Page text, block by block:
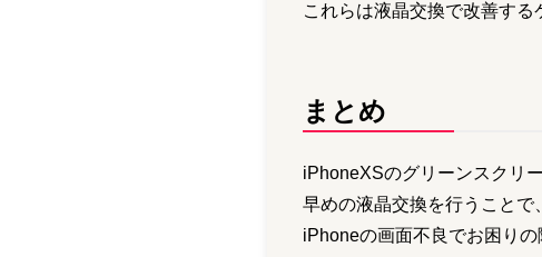
これらは液晶交換で改善する
まとめ
iPhoneXSのグリーンスクリ
早めの液晶交換を行うことで
iPhoneの画面不良でお困り